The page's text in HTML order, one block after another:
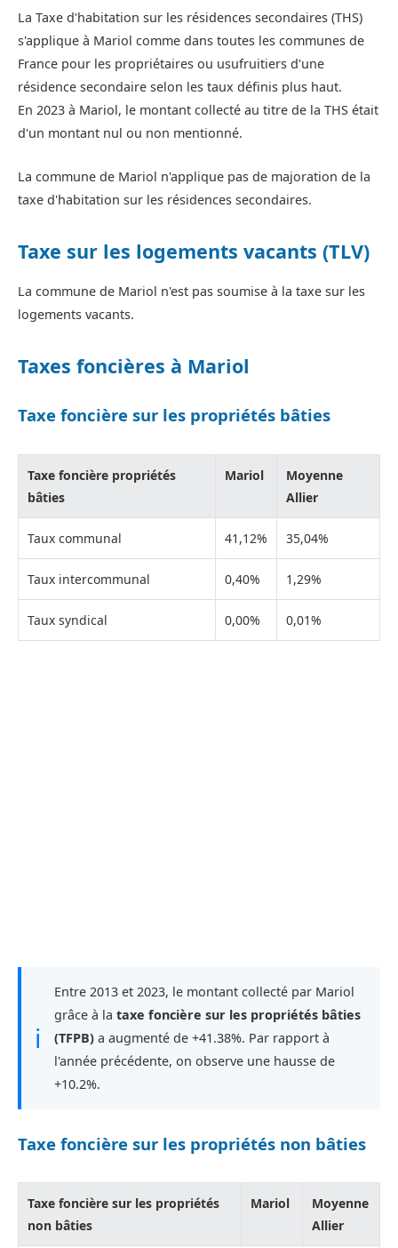
La Taxe d'habitation sur les résidences secondaires (THS)
s'applique à Mariol comme dans toutes les communes de
France pour les propriétaires ou usufruitiers d'une
résidence secondaire selon les taux définis plus haut.
En 2023 à Mariol, le montant collecté au titre de la THS était
d'un montant nul ou non mentionné.
La commune de Mariol n'applique pas de majoration de la
taxe d'habitation sur les résidences secondaires.
Taxe sur les logements vacants (TLV)
La commune de Mariol n'est pas soumise à la taxe sur les
logements vacants.
Taxes foncières à Mariol
Taxe foncière sur les propriétés bâties
Taxe foncière propriétés
bâties
Mariol
Moyenne
Allier
Taux communal 41,12% 35,04%
Taux intercommunal 0,40% 1,29%
Taux syndical 0,00% 0,01%
ℹ
Entre 2013 et 2023, le montant collecté par Mariol
grâce à la taxe foncière sur les propriétés bâties
(TFPB) a augmenté de +41.38%. Par rapport à
l'année précédente, on observe une hausse de
+10.2%.
Taxe foncière sur les propriétés non bâties
Taxe foncière sur les propriétés
non bâties
Mariol
Moyenne
Allier